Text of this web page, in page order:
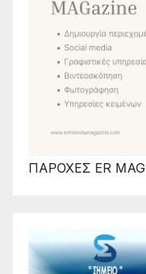
ΠΑΡΟΧΕΣ ER MAG